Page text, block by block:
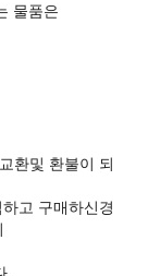
물품은
환및 환불이 되
고 구매하신경